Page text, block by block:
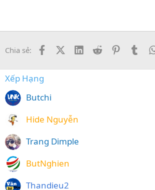
Chia sẻ: FacebookX (Twitter)
LinkedInReddit Pinterest
Xếp Hạng
Butchi
Hide Nguyễn
Trang Dimple
ButNghien
Thandieu2